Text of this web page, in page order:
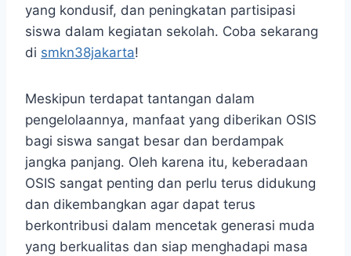
yang kondusif, dan peningkatan partisipasi
siswa dalam kegiatan sekolah. Coba sekarang
di smkn38jakarta!
Meskipun terdapat tantangan dalam
pengelolaannya, manfaat yang diberikan OSIS
bagi siswa sangat besar dan berdampak
jangka panjang. Oleh karena itu, keberadaan
OSIS sangat penting dan perlu terus didukung
dan dikembangkan agar dapat terus
berkontribusi dalam mencetak generasi muda
yang berkualitas dan siap menghadapi masa